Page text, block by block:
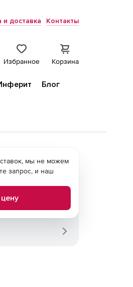
и доставка Контакты
Избранное Корзина
Блог
мы не можем
запрос, и наш